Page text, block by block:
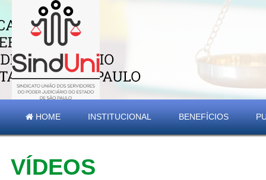
HOME INSTITUCIONAL BENEFÍCIOS
VÍDEOS